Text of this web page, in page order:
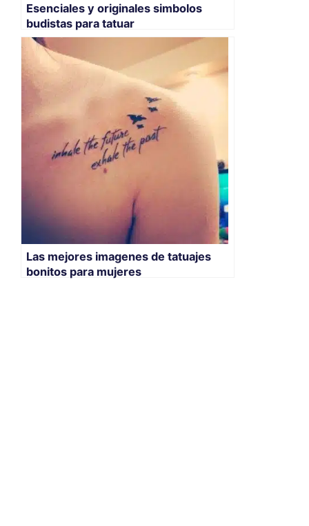
Esenciales y originales simbolos
budistas para tatuar
Las mejores imagenes de tatuajes
bonitos para mujeres